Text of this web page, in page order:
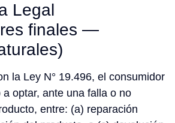
Legal
finales —
la Ley N° 19.496, el consumidor
optar, ante una falla o no
entre: (a) reparación